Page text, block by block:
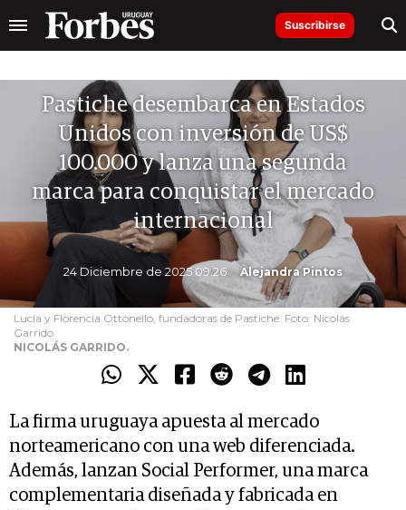
Suscribirse
Pastiche desembarca en Estados
Unidos con inversión de US$
100.000 y lanza una segunda
marca para conquistar el mercado
internacional
24 Diciembre de 2025 09.26 Alejandra Pintos
Lucía y Florencia Ottonello, fundadoras de Pastiche. Foto: Nicolás
Garrido.
NICOLÁS GARRIDO.
La firma uruguaya apuesta al mercado
norteamericano con una web diferenciada.
Además, lanzan Social Performer, una marca
complementaria diseñada y fabricada en